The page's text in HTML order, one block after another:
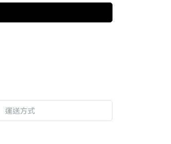
運送方式